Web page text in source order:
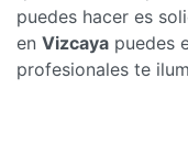
puedes hacer es
en Vizcaya puedes
profesionales te